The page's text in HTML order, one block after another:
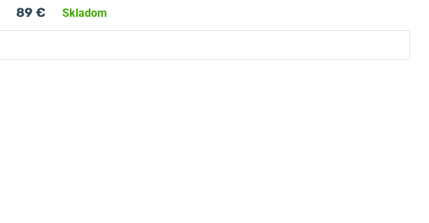
89 € Skladom